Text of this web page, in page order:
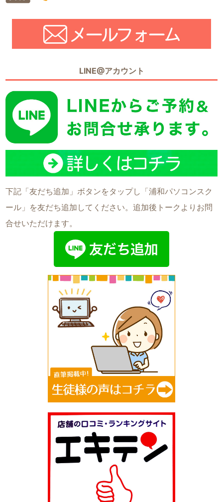
LINE@アカウント
下記「友だち追加」ボタンをタップし「浦和パソコンスク
ール」を友だち追加してください。追加後トークよりお問
合せいただけます。